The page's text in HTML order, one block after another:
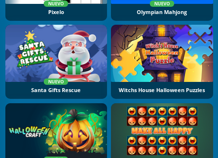
NUEVO
Pixelo
NUEVO
Olympian Mahjong
NUEVO
Santa Gifts Rescue Witchs House Halloween Puzzles